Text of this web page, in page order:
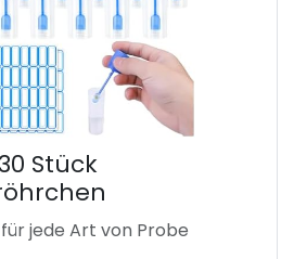
Stück
jede Art von Probe